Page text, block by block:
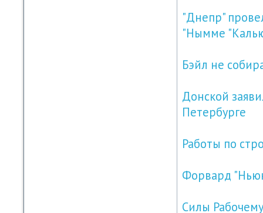
"Днепр"
"Нымме
Бэйл не
Донской
Петербурге
Работы по
Форвард
Силы